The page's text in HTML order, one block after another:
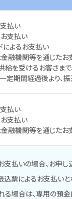
払い
支払い
によるお支払い
融機関等を通じたお
を受けるお客さまで
期間経過後より、振
払い
支払い
融機関等を通じたお
支払いの場合、お申
票によるお支払いと
場合は、専用の預金